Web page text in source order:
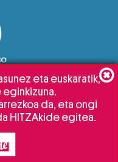
eta euskaratik,
da, eta ongi
HITZAkide egitea.